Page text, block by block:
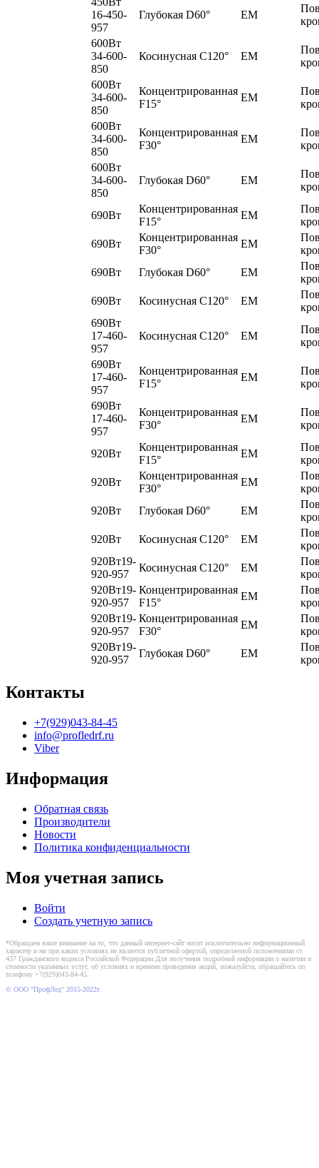
16-450-
957
Глубокая D60° EM
600Вт
34-600-
850
Косинусная C120° EM
600Вт
34-600-
850
Концентрированная
F15°
EM
600Вт
34-600-
850
Концентрированная
F30°
EM
600Вт
34-600-
850
Глубокая D60° EM
690Вт
Концентрированная
F15°
EM
690Вт
Концентрированная
F30°
EM
690Вт
Глубокая D60° EM
690Вт
Косинусная C120° EM
690Вт
17-460-
957
Косинусная C120° EM
690Вт
17-460-
957
Концентрированная
F15°
EM
690Вт
17-460-
957
Концентрированная
F30°
EM
920Вт
Концентрированная
F15°
EM
920Вт
Концентрированная
F30°
EM
920Вт
Глубокая D60° EM
920Вт
Косинусная C120° EM
920Вт19-
920-957
Косинусная C120° EM
920Вт19-
920-957
Концентрированная
F15°
EM
920Вт19-
920-957
Концентрированная
F30°
EM
920Вт19-
920-957
Глубокая D60° EM
Контакты
+7(929)043-84-45
info@profledrf.ru
Viber
Информация
Обратная связь
Производители
Новости
Политика конфиденциальности
Моя учетная запись
Войти
Создать учетную запись
*Обращаем ваше внимание на то, что данный интернет-сайт носит исключительно информационный
характер и ни при каких условиях не является публичной офертой, определяемой положениями ст.
437 Гражданского кодекса Российской Федерации.Для получения подробной информации о наличии и
стоимости указанных услуг, об условиях и времени проведения акций, пожалуйста, обращайтесь по
телефону +7(929)043-84-45.
© ООО "ПрофЛед" 2015-2022г.